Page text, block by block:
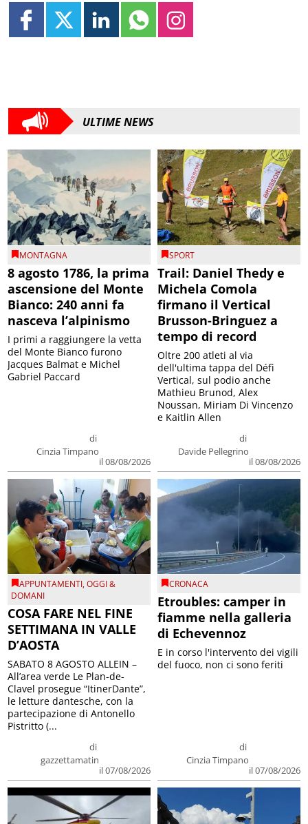
ULTIME NEWS
MONTAGNA
8 agosto 1786, la prima
ascensione del Monte
Bianco: 240 anni fa
nasceva l’alpinismo
di
Cinzia Timpano
il 08/08/2026
I primi a raggiungere la vetta
del Monte Bianco furono
Jacques Balmat e Michel
Gabriel Paccard
SPORT
Trail: Daniel Thedy e
Michela Comola
firmano il Vertical
Brusson-Bringuez a
tempo di record
di
Davide Pellegrino
il 08/08/2026
Oltre 200 atleti al via
dell'ultima tappa del Défì
Vertical, sul podio anche
Mathieu Brunod, Alex
Noussan, Miriam Di Vincenzo
e Kaitlin Allen
APPUNTAMENTI,OGGI &
DOMANI
COSA FARE NEL FINE
SETTIMANA IN VALLE
D’AOSTA
di
gazzettamatin
il 07/08/2026
SABATO 8 AGOSTO ALLEIN –
All’area verde Le Plan-de-
Clavel prosegue “ItinerDante”,
le letture dantesche, con la
partecipazione di Antonello
Pistritto (...
CRONACA
Etroubles: camper in
fiamme nella galleria
di Echevennoz
di
Cinzia Timpano
il 07/08/2026
E in corso l'intervento dei vigili
del fuoco, non ci sono feriti